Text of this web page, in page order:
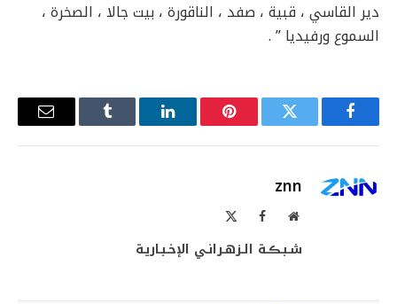
دير القاسي ، قبية ، صفد ، الناقورة ، بيت جالا ، الصخرة ،
السموع ورفيديا ” .
فيسبوك تويتر بينتيريستلينكدإن Tumblr
البريد
znn
موقع فيسبوك
شـبـڪـة الـزهـرانـي الإخـبـاريـة